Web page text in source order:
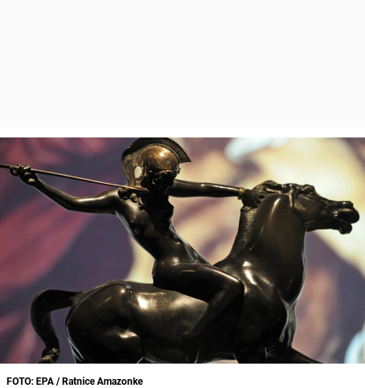
FOTO: EPA / Ratnice Amazonke